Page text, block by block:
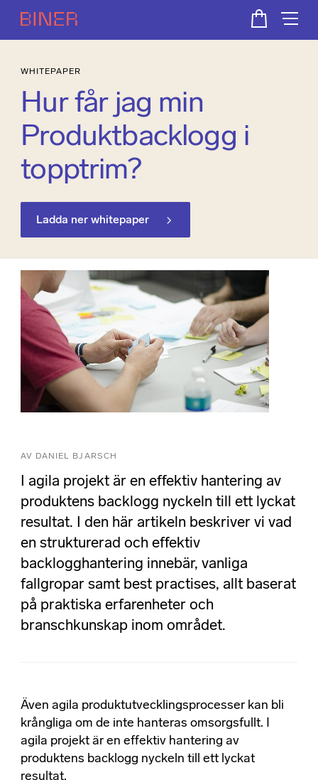
WHITEPAPER
Hur får jag min
Produktbacklogg i
topptrim?
Ladda ner whitepaper
AV DANIEL BJARSCH
I agila projekt är en effektiv hantering av
produktens backlogg nyckeln till ett lyckat
resultat. I den här artikeln beskriver vi vad
en strukturerad och effektiv
backlogghantering innebär, vanliga
fallgropar samt best practises, allt baserat
på praktiska erfarenheter och
branschkunskap inom området.
Även agila produktutvecklingsprocesser kan bli
krångliga om de inte hanteras omsorgsfullt. I
agila projekt är en effektiv hantering av
produktens backlogg nyckeln till ett lyckat
resultat.